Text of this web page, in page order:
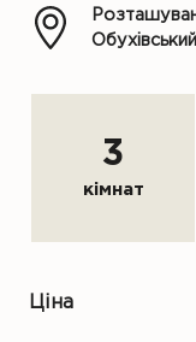
3
кімнат
Ціна